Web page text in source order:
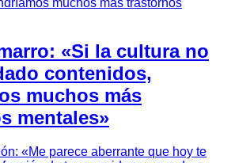
«Si la cultura no
contenidos,
muchos más
mentales»